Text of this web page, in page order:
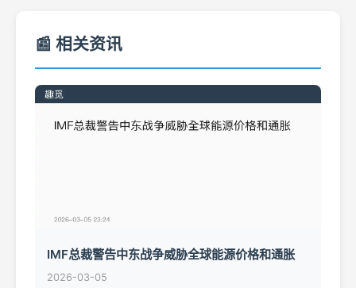
📰 相关资讯
IMF总裁警告中东战争威胁全球能源价格和通胀
2026-03-05